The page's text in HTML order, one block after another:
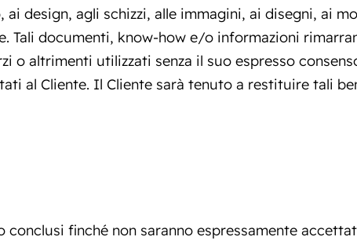
design, agli schizzi, alle immagini, ai disegni, ai
Tali documenti, know-how e/o informazioni
o altrimenti utilizzati senza il suo espresso
al Cliente. Il Cliente sarà tenuto a restituire tali
finché non saranno espressamente